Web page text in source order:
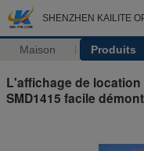
SHENZHEN KAILITE
Maison Produits
L'affichage de
SMD1415 facile